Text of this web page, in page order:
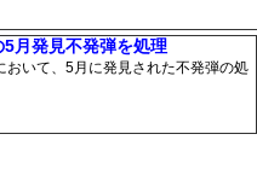
月発見不発弾を処理
おいて、5月に発見された不発弾の処